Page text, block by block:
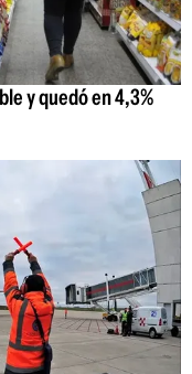
y quedó en 4,3%